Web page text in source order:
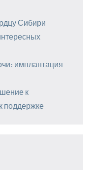
Сибири
имплантация
к
поддержке